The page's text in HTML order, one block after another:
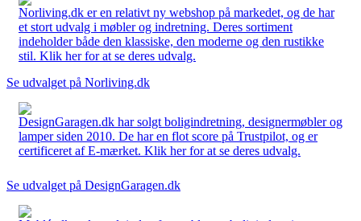
Norliving.dk er en relativt ny webshop på markedet, og de har
et stort udvalg i møbler og indretning. Deres sortiment
indeholder både den klassiske, den moderne og den rustikke
stil. Klik her for at se deres udvalg.
Se udvalget på Norliving.dk
DesignGaragen.dk har solgt boligindretning, designermøbler og
lamper siden 2010. De har en flot score på Trustpilot, og er
certificeret af E-mærket. Klik her for at se deres udvalg.
Se udvalget på DesignGaragen.dk